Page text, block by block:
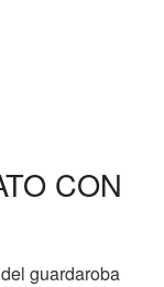
CON
guardaroba